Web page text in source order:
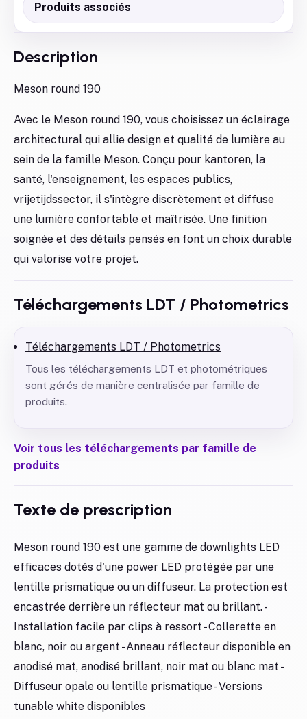
Produits associés
Description
Meson round 190
Avec le Meson round 190, vous choisissez un éclairage
architectural qui allie design et qualité de lumière au
sein de la famille Meson. Conçu pour kantoren, la
santé, l'enseignement, les espaces publics,
vrijetijdssector, il s'intègre discrètement et diffuse
une lumière confortable et maîtrisée. Une finition
soignée et des détails pensés en font un choix durable
qui valorise votre projet.
Téléchargements LDT / Photometrics
Téléchargements LDT / Photometrics
Tous les téléchargements LDT et photométriques
sont gérés de manière centralisée par famille de
produits.
Voir tous les téléchargements par famille de
produits
Texte de prescription
Meson round 190 est une gamme de downlights LED
efficaces dotés d'une power LED protégée par une
lentille prismatique ou un diffuseur. La protection est
encastrée derrière un réflecteur mat ou brillant. -
Installation facile par clips à ressort - Collerette en
blanc, noir ou argent - Anneau réflecteur disponible en
anodisé mat, anodisé brillant, noir mat ou blanc mat -
Diffuseur opale ou lentille prismatique - Versions
tunable white disponibles